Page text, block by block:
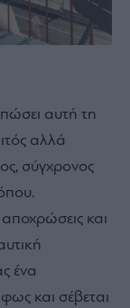
αυτή τη
αλλά
σύγχρονος
και
ένα
και σέβεται